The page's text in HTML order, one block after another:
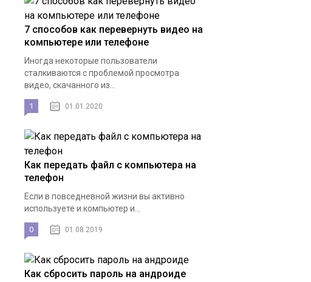
7 способов как перевернуть видео на
компьютере или телефоне
Иногда некоторые пользователи
сталкиваются с проблемой просмотра
видео, скачанного из...
1 01.01.2020
Как передать файл с компьютера на
телефон
Если в повседневной жизни вы активно
используете и компьютер и...
0 01.08.2019
Как сбросить пароль на андроиде